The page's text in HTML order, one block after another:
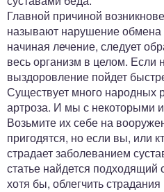
Главной причиной
называют нарушение
начиная лечение, следует
весь организм в целом. Если
выздоровление пойдет
Существует много народных
артроза. И мы с некоторыми
Возьмите их себе на
пригодятся, но если вы, или
страдает заболеванием
статье найдется подходящий
хотя бы, облегчить